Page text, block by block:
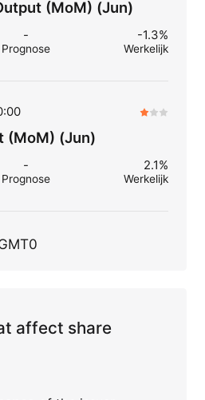
(MoM) (Jun)
-
Prognose
-1.3%
Werkelijk
(MoM) (Jun)
-
Prognose
2.1%
Werkelijk
affect share